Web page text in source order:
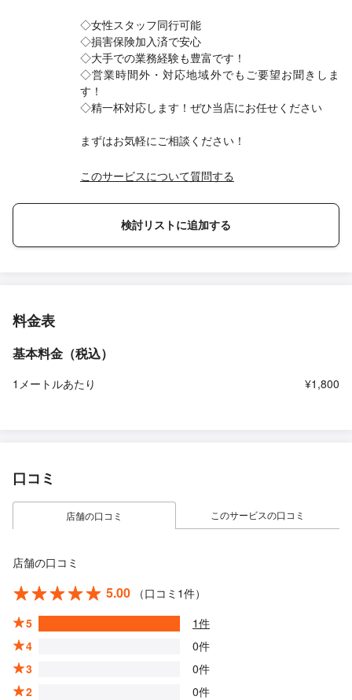
◇女性スタッフ同行可能
◇損害保険加入済で安心
◇大手での業務経験も豊富です！
◇営業時間外・対応地域外でもご要望お聞きしま
す！
◇精一杯対応します！ぜひ当店にお任せください
まずはお気軽にご相談ください！
このサービスについて質問する
検討リストに追加する
料金表
基本料金（税込）
1メートルあたり ¥1,800
口コミ
店舗の口コミ このサービスの口コミ
店舗の口コミ
5.00
（口コミ1件）
5
1件
4
0件
3
0件
2
0件